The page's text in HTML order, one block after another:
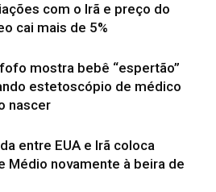
com o Irã e preço do
cai mais de 5%
mostra bebê “espertão”
estetoscópio de médico
nascer
entre EUA e Irã coloca
Médio novamente à beira de